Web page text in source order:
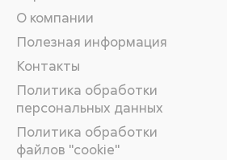
О компании
Полезная информация
Контакты
Политика обработки
персональных данных
Политика обработки
файлов "cookie"